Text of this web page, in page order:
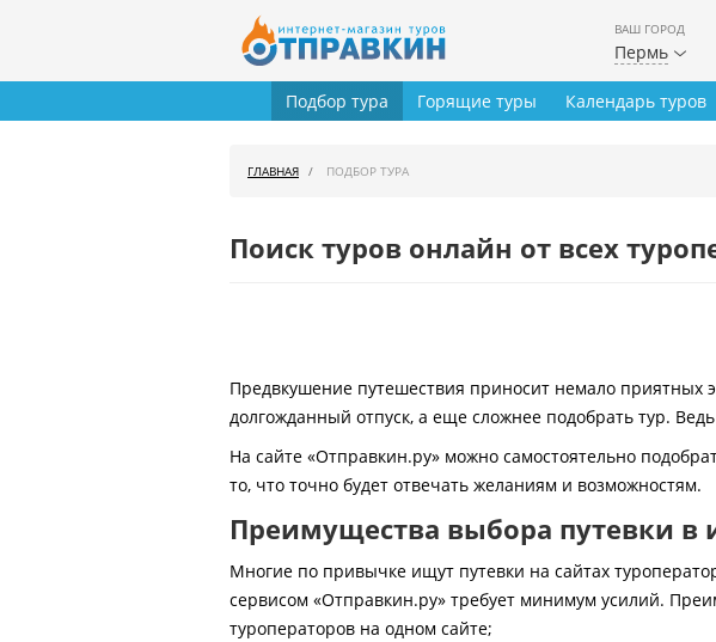
ВАШ ГОРОД
Пермь
Подбор тура Горящие туры Календарь туров
ГЛАВНАЯ ПОДБОР ТУРА
Поиск туров онлайн от всех
Предвкушение путешествия приносит немало приятных
долгожданный отпуск, а еще сложнее подобрать тур.
На сайте «Отправкин.ру» можно самостоятельно
то, что точно будет отвечать желаниям и возможностям.
Преимущества выбора путевки в
Многие по привычке ищут путевки на сайтах
сервисом «Отправкин.ру» требует минимум усилий.
туроператоров на одном сайте;